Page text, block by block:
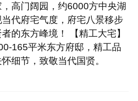
高门阔园，约6000方中央湖
代府宅气度，府宅八景移步
的东方峰境！ 【精工大宅】
165平米东方府邸，精工品
细节，致敬当代国贤。